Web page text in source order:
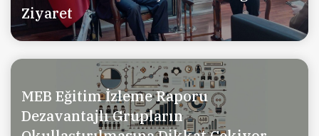
Ziyaret
MEB Eğitim İzleme Raporu
Dezavantajlı Grupların